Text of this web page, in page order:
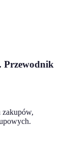
Przewodnik